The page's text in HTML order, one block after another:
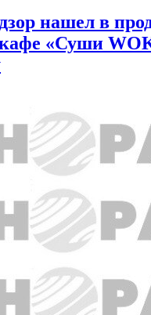
нашел в
кафе «Суши